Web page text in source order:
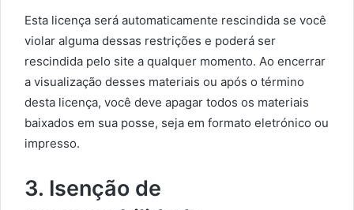
Esta licença será automaticamente rescindida se você
violar alguma dessas restrições e poderá ser
rescindida pelo site a qualquer momento. Ao encerrar
a visualização desses materiais ou após o término
desta licença, você deve apagar todos os materiais
baixados em sua posse, seja em formato eletrónico ou
impresso.
3. Isenção de